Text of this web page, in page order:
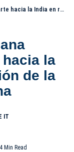
de la República Dominicana
hacia la
de la
4 Min Read